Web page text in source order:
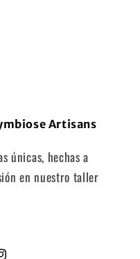
Artisans
únicas, hechas a
en nuestro taller